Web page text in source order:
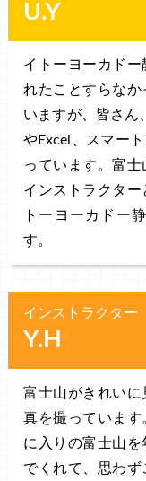
U.Y
イトーヨーカド
れたことすらなか
いますが、皆さん
やExcel、スマー
っています。富
インストラクタ
トーヨーカドー
す。
インストラクター
Y.H
富士山がきれい
真を撮っていま
に入りの富士山
でくれて、思わ